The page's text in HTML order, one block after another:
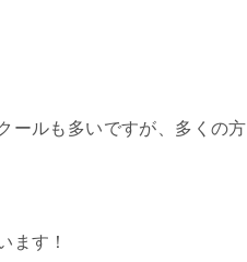
ールも多いですが、多くの方
ます！